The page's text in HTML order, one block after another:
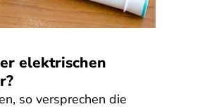
elektrischen
so versprechen die